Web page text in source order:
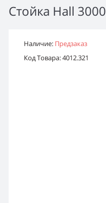
Стойка Hall 3000
Наличие: Предзаказ
Код Товара: 4012.321